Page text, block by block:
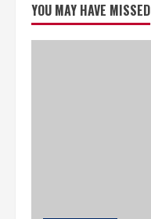
YOU MAY HAVE MISSED